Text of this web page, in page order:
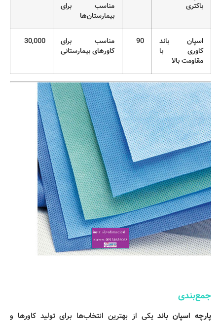
باکتری
مناسب برای
بیمارستان‌ها
اسپان باند
کاوری با
مقاومت بالا
90
مناسب برای
کاورهای بیمارستانی
30,000
جمع‌بندی
پارچه اسپان باندیکی از بهترین انتخاب‌ها برای تولید کاورها و